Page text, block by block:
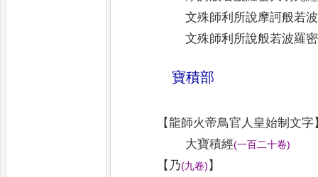
文殊師利所說摩訶般若
文殊師利所說般若波羅
寶積部
【龍師火帝鳥官人皇始制文字
大寶積經(一百二十卷)
【 乃(九卷) 】